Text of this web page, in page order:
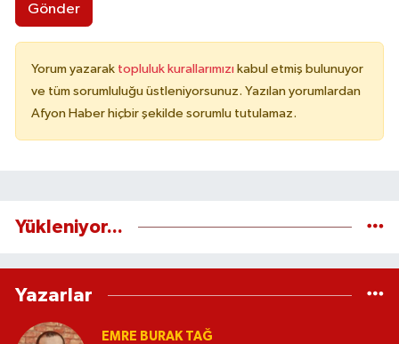
Gönder
Yorum yazarak topluluk kurallarımızı kabul etmiş bulunuyor
ve tüm sorumluluğu üstleniyorsunuz. Yazılan yorumlardan
Afyon Haber hiçbir şekilde sorumlu tutulamaz.
Yükleniyor...
Yazarlar
EMRE BURAK TAĞ